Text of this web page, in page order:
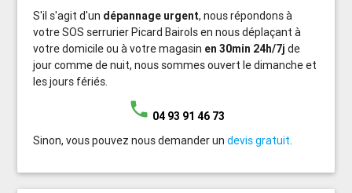
S'il s'agit d'un dépannage urgent, nous répondons à
votre SOS serrurier Picard Bairols en nous déplaçant à
votre domicile ou à votre magasin en 30min 24h/7j de
jour comme de nuit, nous sommes ouvert le dimanche et
les jours fériés.
phone 04 93 91 46 73
Sinon, vous pouvez nous demander undevis gratuit.